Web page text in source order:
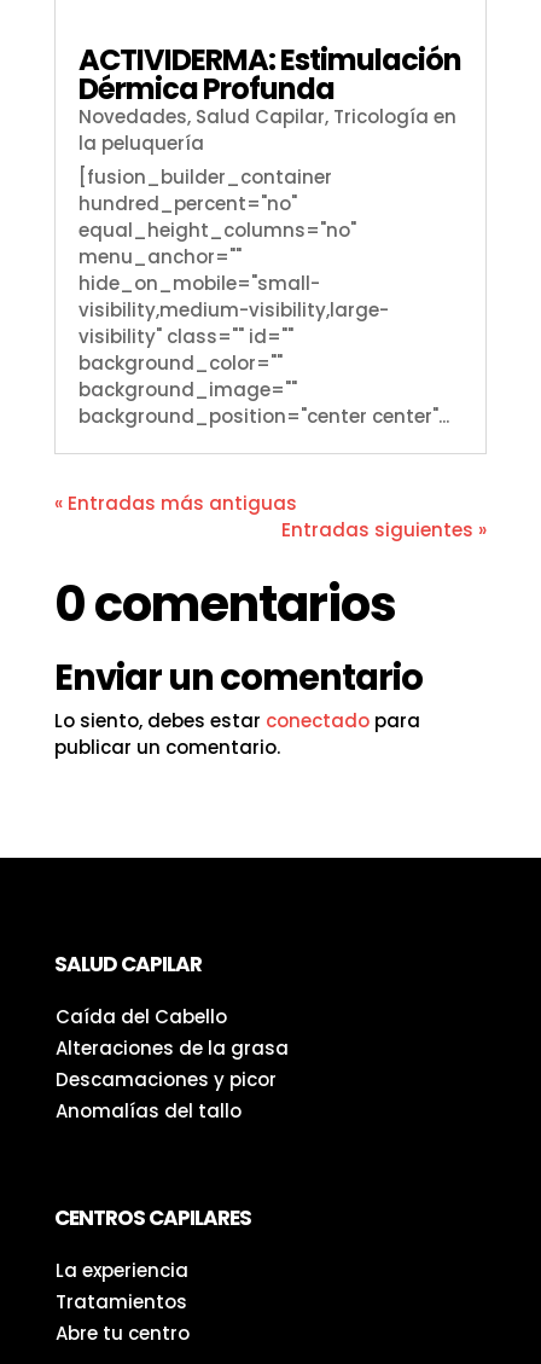
ACTIVIDERMA: Estimulación
Dérmica Profunda
Novedades, Salud Capilar, Tricología en
la peluquería
[fusion_builder_container
hundred_percent="no"
equal_height_columns="no"
menu_anchor=""
hide_on_mobile="small-
visibility,medium-visibility,large-
visibility" class="" id=""
background_color=""
background_image=""
background_position="center center"...
« Entradas más antiguas
Entradas siguientes »
0 comentarios
Enviar un comentario
Lo siento, debes estar conectadopara
publicar un comentario.
SALUD CAPILAR
Caída del Cabello
Alteraciones de la grasa
Descamaciones y picor
Anomalías del tallo
CENTROS CAPILARES
La experiencia
Tratamientos
Abre tu centro